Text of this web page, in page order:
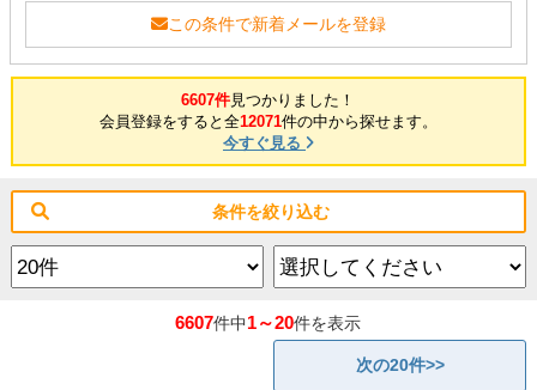
この条件で新着メールを登録
6607件見つかりました！
会員登録をすると全12071件の中から探せます。
今すぐ見る
条件を絞り込む
6607件中1～20件を表示
次の20件>>